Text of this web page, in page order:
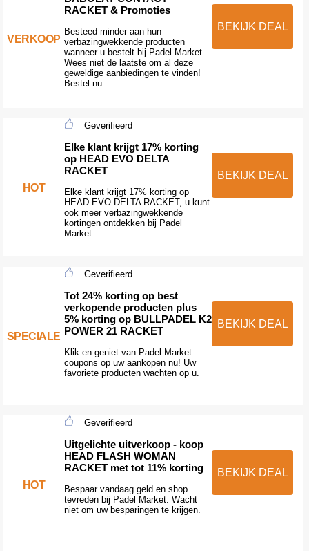
VERKOOP
RACKET & Promoties
Besteed minder aan hun
verbazingwekkende producten
wanneer u bestelt bij Padel Market.
Wees niet de laatste om al deze
geweldige aanbiedingen te vinden!
Bestel nu.
BEKIJK DEAL
HOT
Geverifieerd
Elke klant krijgt 17% korting
op HEAD EVO DELTA
RACKET
Elke klant krijgt 17% korting op
HEAD EVO DELTA RACKET, u kunt
ook meer verbazingwekkende
kortingen ontdekken bij Padel
Market.
BEKIJK DEAL
SPECIALE
Geverifieerd
Tot 24% korting op best
verkopende producten plus
5% korting op BULLPADEL K2
POWER 21 RACKET
Klik en geniet van Padel Market
coupons op uw aankopen nu! Uw
favoriete producten wachten op u.
BEKIJK DEAL
HOT
Geverifieerd
Uitgelichte uitverkoop - koop
HEAD FLASH WOMAN
RACKET met tot 11% korting
Bespaar vandaag geld en shop
tevreden bij Padel Market. Wacht
niet om uw besparingen te krijgen.
BEKIJK DEAL